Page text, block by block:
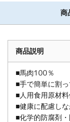
商
商品説明
■馬肉100％
■手で簡単に割
■人用食用原材料
■健康に配慮し
■化学的防腐剤